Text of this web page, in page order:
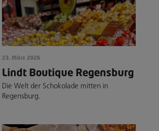
23. März 2026
Lindt Boutique Regensburg
Die Welt der Schokolade mitten in
Regensburg.